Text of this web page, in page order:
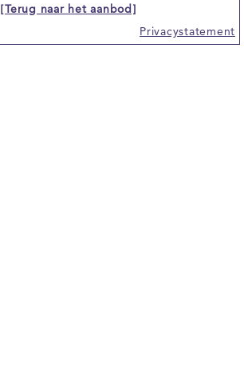
[Terug naar het aanbod]
Privacystatement